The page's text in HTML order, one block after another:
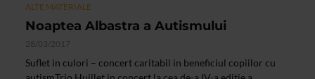
ALTE MATERIALE
Noaptea Albastra a Autismului
28/03/2017
Suflet in culori – concert caritabil in beneficiul copiilor cu